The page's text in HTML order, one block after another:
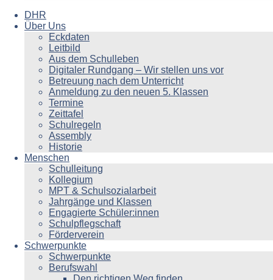
DHR
Über Uns
Eckdaten
Leitbild
Aus dem Schulleben
Digitaler Rundgang – Wir stellen uns vor
Betreuung nach dem Unterricht
Anmeldung zu den neuen 5. Klassen
Termine
Zeittafel
Schulregeln
Assembly
Historie
Menschen
Schulleitung
Kollegium
MPT & Schulsozialarbeit
Jahrgänge und Klassen
Engagierte Schüler:innen
Schulpflegschaft
Förderverein
Schwerpunkte
Schwerpunkte
Berufswahl